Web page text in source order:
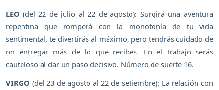
LEO (del 22 de julio al 22 de agosto): Surgirá una aventura
repentina que romperá con la monotonía de tu vida
sentimental, te divertirás al máximo, pero tendrás cuidado de
no entregar más de lo que recibes. En el trabajo serás
cauteloso al dar un paso decisivo. Número de suerte 16.
VIRGO (del 23 de agosto al 22 de setiembre): La relación con